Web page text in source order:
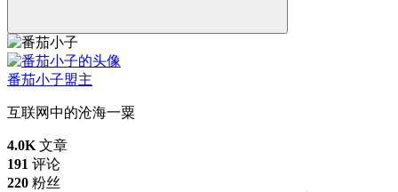
番茄小子盟主
互联网中的沧海一粟
4.0K 文章
191 评论
220 粉丝